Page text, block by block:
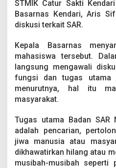
M
N
u
n
t
a
r
a
S
r
i
s
STMIK Catur Sakti
Basarnas Kendari, Aris
diskusi terkait SAR.
Kepala Basarnas
mahasiswa tersebut.
langsung mengawali
fungsi dan tugas utama
menurutnya, hal itu
masyarakat.
Tugas utama Badan SAR
adalah pencarian,
jiwa manusia atau
dikhawatirkan hilang atau
musibah-musibah seperti